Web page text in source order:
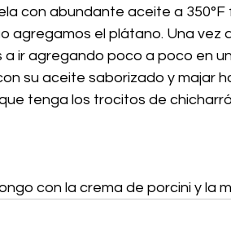
con abundante aceite a
agregamos el plátano. Una vez
ir agregando poco a poco en
su aceite saborizado y majar
tenga los trocitos de
con la crema de porcini y la